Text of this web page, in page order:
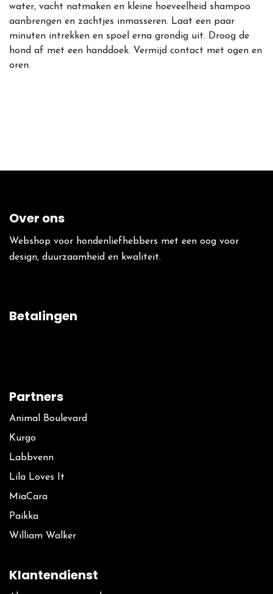
water, vacht natmaken en kleine hoeveelheid shampoo
aanbrengen en zachtjes inmasseren. Laat een paar
minuten intrekken en spoel erna grondig uit. Droog de
hond af met een handdoek. Vermijd contact met ogen en
oren.
Over ons
Webshop voor hondenliefhebbers met een oog voor
design, duurzaamheid en kwaliteit.
Betalingen
Partners
Animal Boulevard
Kurgo
La​bbvenn
Lila Loves It
MiaCara
Paikka
William Walker
Klantendienst